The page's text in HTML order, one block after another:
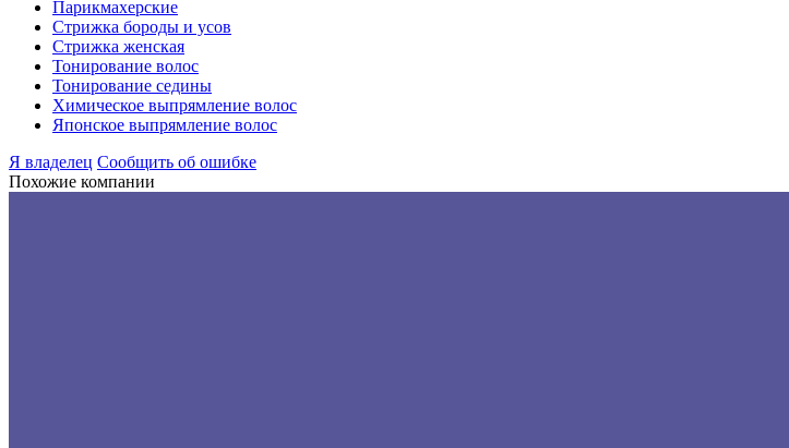
Парикмахерские
Стрижка бороды и усов
Стрижка женская
Тонирование волос
Тонирование седины
Химическое выпрямление волос
Японское выпрямление волос
Я владелец Сообщить об ошибке
Похожие компании